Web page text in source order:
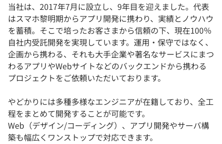
当社は、2017年7月に設立し、9年目を迎えました。代表
はスマホ黎明期からアプリ開発に携わり、実績とノウハウ
を蓄積。そこで培ったお客さまから信頼の下、現在100％
自社内受託開発を実現しています。運用・保守ではなく、
企画から携わる、それも大手企業や著名なサービスにまつ
わるアプリやWebサイトなどのバックエンドから携わる
プロジェクトをご依頼いただいております。
やどかりには多種多様なエンジニアが在籍しており、全工
程をまとめて開発することが可能です。
Web（デザイン/コーディング）、アプリ開発やサーバ構
築も幅広くワンストップで対応できます。